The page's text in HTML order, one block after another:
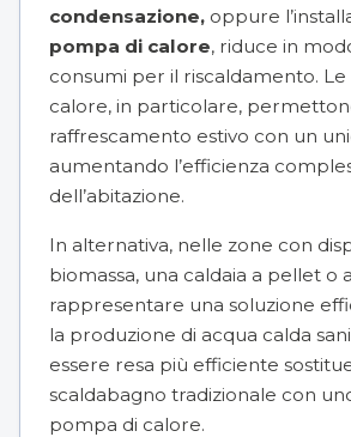
condensazione, oppure
pompa di calore, riduce in
consumi per il riscaldamento.
calore, in particolare,
raffrescamento estivo con un
aumentando l’efficienza
dell’abitazione.
In alternativa, nelle zone con
biomassa, una caldaia a pellet o
rappresentare una soluzione
la produzione di acqua calda
essere resa più efficiente
scaldabagno tradizionale con
pompa di calore.